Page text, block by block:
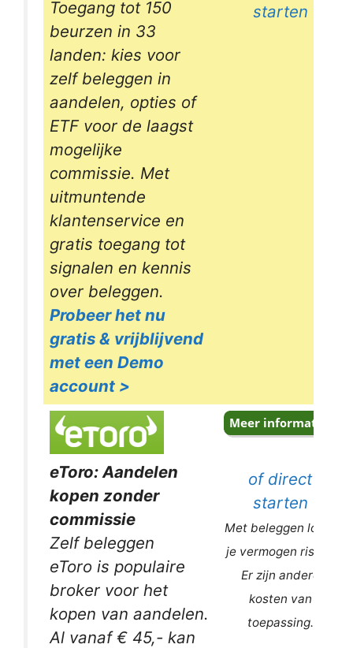
Toegang tot 150
beurzen in 33
landen: kies voor
zelf beleggen in
aandelen, opties of
ETF voor de laagst
mogelijke
commissie. Met
uitmuntende
klantenservice en
gratis toegang tot
signalen en kennis
over beleggen.
Probeer het nu
gratis & vrijblijvend
met een Demo
account >
starten
eToro: Aandelen
kopen zonder
commissie
Zelf beleggen
eToro is populaire
broker voor het
kopen van aandelen.
Al vanaf € 45,- kan
of direct
starten
Met beleggen loopt
je vermogen risico.
Er zijn andere
kosten van
toepassing.